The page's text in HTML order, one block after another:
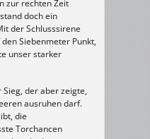
zur rechten Zeit
doch ein
der Schlusssirene
Siebenmeter Punkt,
unser starker
Sieg, der aber zeigte,
ausruhen darf.
die
Torchancen